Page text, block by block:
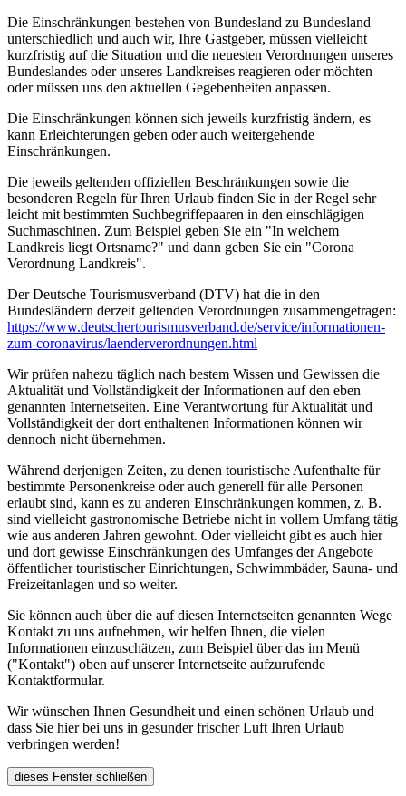
Die Einschränkungen bestehen von Bundesland zu Bundesland
unterschiedlich und auch wir, Ihre Gastgeber, müssen vielleicht
kurzfristig auf die Situation und die neuesten Verordnungen unseres
Bundeslandes oder unseres Landkreises reagieren oder möchten
oder müssen uns den aktuellen Gegebenheiten anpassen.
Die Einschränkungen können sich jeweils kurzfristig ändern, es
kann Erleichterungen geben oder auch weitergehende
Einschränkungen.
Die jeweils geltenden offiziellen Beschränkungen sowie die
besonderen Regeln für Ihren Urlaub finden Sie in der Regel sehr
leicht mit bestimmten Suchbegriffepaaren in den einschlägigen
Suchmaschinen. Zum Beispiel geben Sie ein "In welchem
Landkreis liegt Ortsname?" und dann geben Sie ein "Corona
Verordnung Landkreis".
Der Deutsche Tourismusverband (DTV) hat die in den
Bundesländern derzeit geltenden Verordnungen zusammengetragen:
https://www.deutscher­tourismusverband.de/­service/­informationen-
zum-coronavirus/­laenderverordnungen.html
Wir prüfen nahezu täglich nach bestem Wissen und Gewissen die
Aktualität und Vollständigkeit der Informationen auf den eben
genannten Internetseiten. Eine Verantwortung für Aktualität und
Vollständigkeit der dort enthaltenen Informationen können wir
dennoch nicht übernehmen.
Während derjenigen Zeiten, zu denen touristische Aufenthalte für
bestimmte Personenkreise oder auch generell für alle Personen
erlaubt sind, kann es zu anderen Einschränkungen kommen, z. B.
sind vielleicht gastronomische Betriebe nicht in vollem Umfang tätig
wie aus anderen Jahren gewohnt. Oder vielleicht gibt es auch hier
und dort gewisse Einschränkungen des Umfanges der Angebote
öffentlicher touristischer Einrichtungen, Schwimmbäder, Sauna- und
Freizeitanlagen und so weiter.
Sie können auch über die auf diesen Internetseiten genannten Wege
Kontakt zu uns aufnehmen, wir helfen Ihnen, die vielen
Informationen einzuschätzen, zum Beispiel über das im Menü
("Kontakt") oben auf unserer Internetseite aufzurufende
Kontaktformular.
Wir wünschen Ihnen Gesundheit und einen schönen Urlaub und
dass Sie hier bei uns in gesunder frischer Luft Ihren Urlaub
verbringen werden!
dieses Fenster schließen